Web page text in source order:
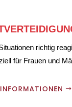
richtig
für Frauen und